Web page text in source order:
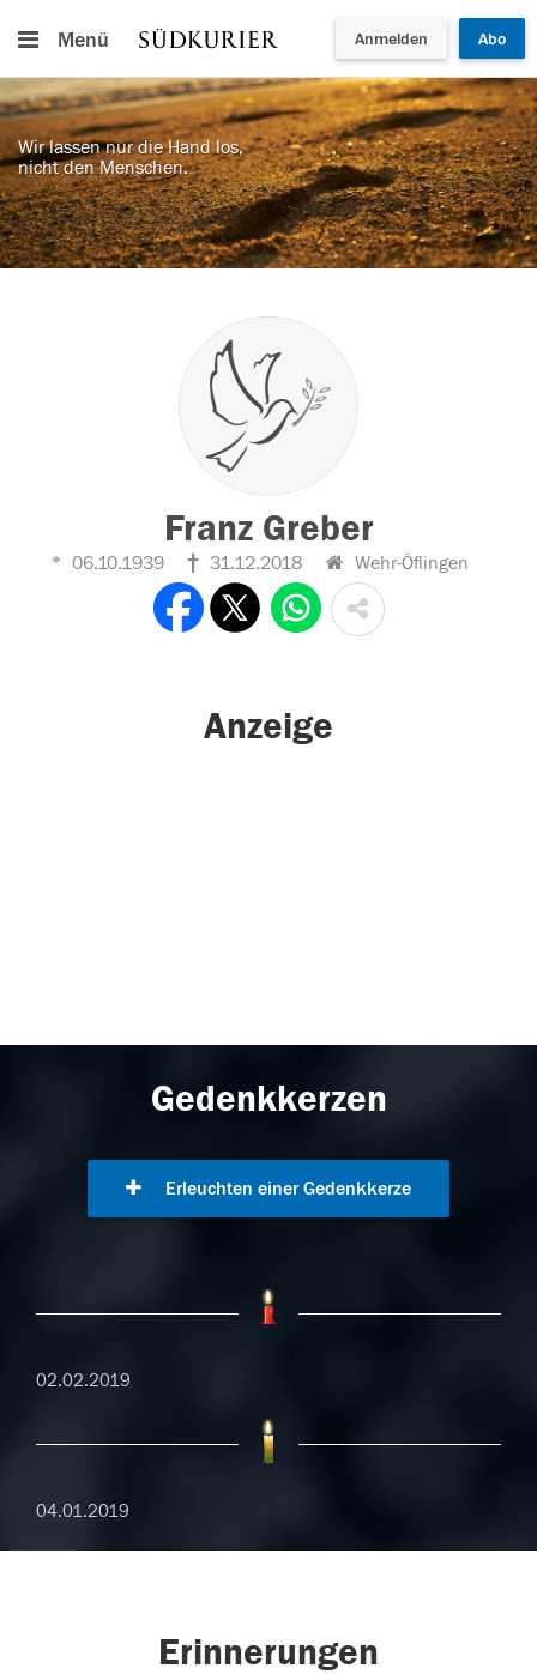
Menü Anmelden Abo
Wir lassen nur die Hand los,
nicht den Menschen.
Franz Greber
06.10.1939 31.12.2018 Wehr-Öflingen
Anzeige
Gedenkkerzen
Erleuchten einer Gedenkkerze
02.02.2019
04.01.2019
Erinnerungen